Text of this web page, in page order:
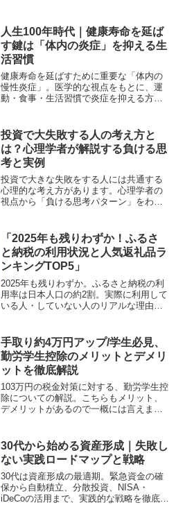
人生100年時代｜健康寿命を延ば
す鍵は「体内の炎症」を抑える生
活習慣
健康寿命を延ばすために重要な「体内の
慢性炎症」。医学的な視点をもとに、運
動・食事・生活習慣で炎症を抑える方法
投資で大失敗する人の考え方と
は？心理学者が解説する負ける思
考と実例
投資で大きな失敗をする人には共通する
心理的な考え方があります。心理学者の
視点から「負ける思考パターン」をわか
ます。
「2025年も残りわずか！ふるさ
と納税の利用状況と人気返礼品ラ
ンキングTOP5」
2025年も残りわずか。ふるさと納税の利
用率は日本人口の約2割。実際に利用して
いる人・していない人のリアルな理由、
付先選びに役立つ最新情報を温かい筆致
でまとめました。
手取り約4万円アップ/学生必見、
勤労学生控除のメリットとデメリ
ットを徹底解説
103万円の税金対策に対する、勤労学生控
除についての解説。こちらもメリット、
デメリットがあるので一概には言えませ
た。また、所得税と住民税の簡単な計算
方法を解説。
30代から始める資産形成｜失敗し
ない実践ロードマップと戦略
30代は資産形成の最適期。緊急資金の確
保から自動積立、分散投資、NISA・
iDeCoの活用まで、実践的な戦略を徹底解